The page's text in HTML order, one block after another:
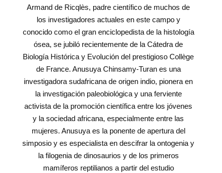
Armand de Ricqlès, padre científico de muchos de
los investigadores actuales en este campo y
conocido como el gran enciclopedista de la histología
ósea, se jubiló recientemente de la Cátedra de
Biología Histórica y Evolución del prestigioso Collège
de France. Anusuya Chinsamy‐Turan es una
investigadora sudafricana de origen indio, pionera en
la investigación paleobiológica y una ferviente
activista de la promoción científica entre los jóvenes
y la sociedad africana, especialmente entre las
mujeres. Anusuya es la ponente de apertura del
simposio y es especialista en descifrar la ontogenia y
la filogenia de dinosaurios y de los primeros
mamíferos reptilianos a partir del estudio